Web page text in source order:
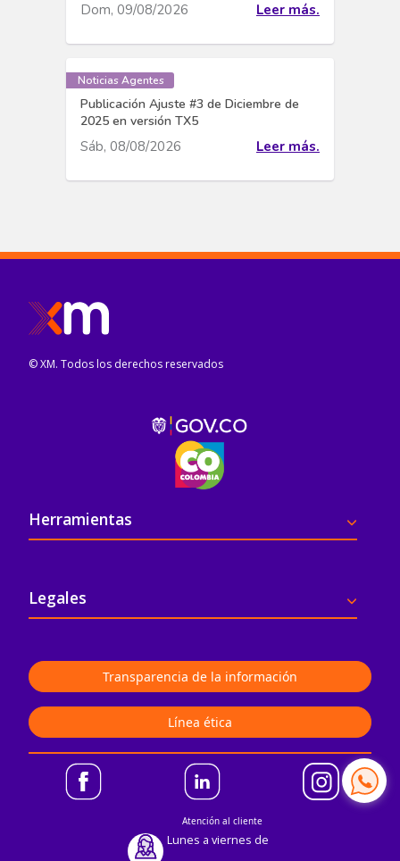
Atención al cliente
Lunes a viernes de
Dom, 09/08/2026 Leer más.
Noticias Agentes
Publicación Ajuste #3 de Diciembre de
2025 en versión TX5
Sáb, 08/08/2026 Leer más.
© XM. Todos los derechos reservados
Pie de página
Herramientas
Legales
Transparencia de la información
Línea ética